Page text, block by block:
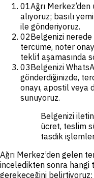
01Ağrı Merkez’den
alıyoruz; basılı
ile gönderiyoruz.
02Belgenizi nerede
tercüme, noter
teklif aşamasında
03Belgenizi
gönderdiğinizde,
onayı, apostil veya
sunuyoruz.
Belgenizi
ücret, teslim
tasdik
Ağrı Merkez’den gelen
inceledikten sonra hangi
gerekeceğini